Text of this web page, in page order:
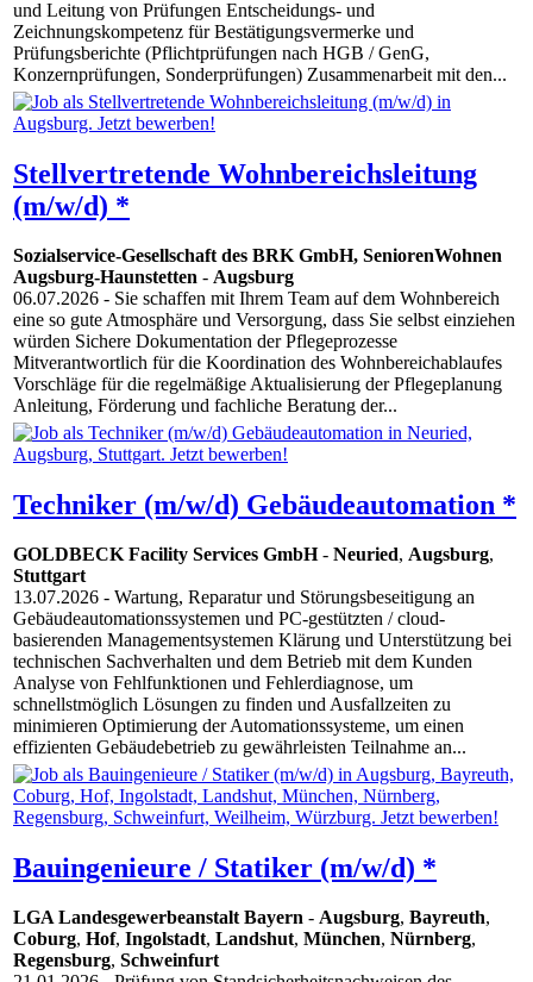
und Leitung von Prüfungen Entscheidungs- und
Zeichnungskompetenz für Bestätigungsvermerke und
Prüfungsberichte (Pflichtprüfungen nach HGB / GenG,
Konzernprüfungen, Sonderprüfungen) Zusammenarbeit mit den...
Stellvertretende Wohnbereichsleitung
(m/w/d) *
Sozialservice-Gesellschaft des BRK GmbH, SeniorenWohnen
Augsburg-Haunstetten - Augsburg
06.07.2026 - Sie schaffen mit Ihrem Team auf dem Wohnbereich
eine so gute Atmosphäre und Versorgung, dass Sie selbst einziehen
würden Sichere Dokumentation der Pflegeprozesse
Mitverantwortlich für die Koordination des Wohnbereichablaufes
Vorschläge für die regelmäßige Aktualisierung der Pflegeplanung
Anleitung, Förderung und fachliche Beratung der...
Techniker (m/w/d) Gebäudeautomation *
GOLDBECK Facility Services GmbH- Neuried, Augsburg,
Stuttgart
13.07.2026 - Wartung, Reparatur und Störungsbeseitigung an
Gebäudeautomationssystemen und PC-gestützten / cloud-
basierenden Managementsystemen Klärung und Unterstützung bei
technischen Sachverhalten und dem Betrieb mit dem Kunden
Analyse von Fehlfunktionen und Fehlerdiagnose, um
schnellstmöglich Lösungen zu finden und Ausfallzeiten zu
minimieren Optimierung der Automationssysteme, um einen
effizienten Gebäudebetrieb zu gewährleisten Teilnahme an...
Bauingenieure / Statiker (m/w/d) *
LGA Landesgewerbeanstalt Bayern - Augsburg, Bayreuth,
Coburg, Hof, Ingolstadt, Landshut, München, Nürnberg,
Regensburg, Schweinfurt